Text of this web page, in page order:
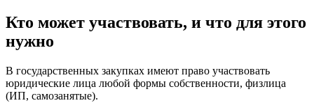
Кто может участвовать, и что для этого
нужно
В государственных закупках имеют право участвовать
юридические лица любой формы собственности, физлица
(ИП, самозанятые).